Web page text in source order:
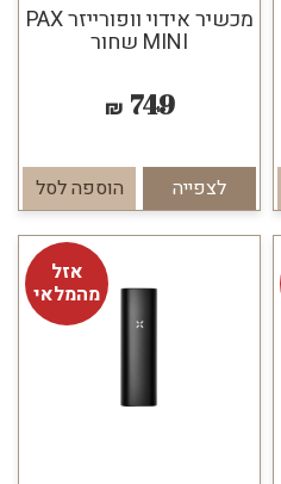
מכשיר אידוי וופורייזר PAX
MINI שחור
749
₪
לצפייה הוספה לסל
אזל
מהמלאי